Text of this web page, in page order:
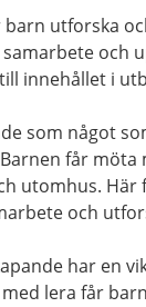
barn utforska
och
innehållet i
som något
får möta
utomhus.
och
har en
lera får